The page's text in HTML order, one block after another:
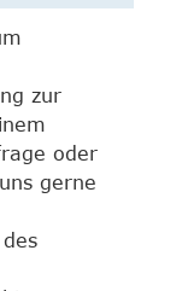
zur
oder
gerne